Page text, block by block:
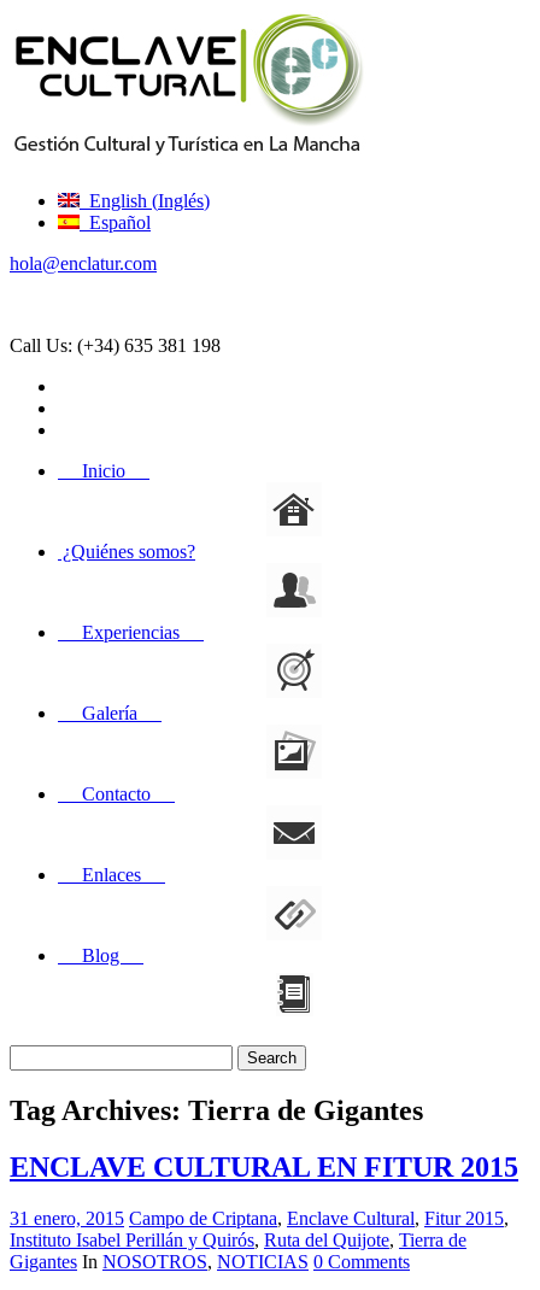
English (Inglés)
Español
hola@enclatur.com
Call Us: (+34) 635 381 198
Inicio
¿Quiénes somos?
Experiencias
Galería
Contacto
Enlaces
Blog
Search
Tag Archives: Tierra de Gigantes
ENCLAVE CULTURAL EN FITUR 2015
31 enero, 2015 Campo de Criptana, Enclave Cultural, Fitur 2015,
Instituto Isabel Perillán y Quirós, Ruta del Quijote, Tierra de
Gigantes In NOSOTROS, NOTICIAS 0 Comments